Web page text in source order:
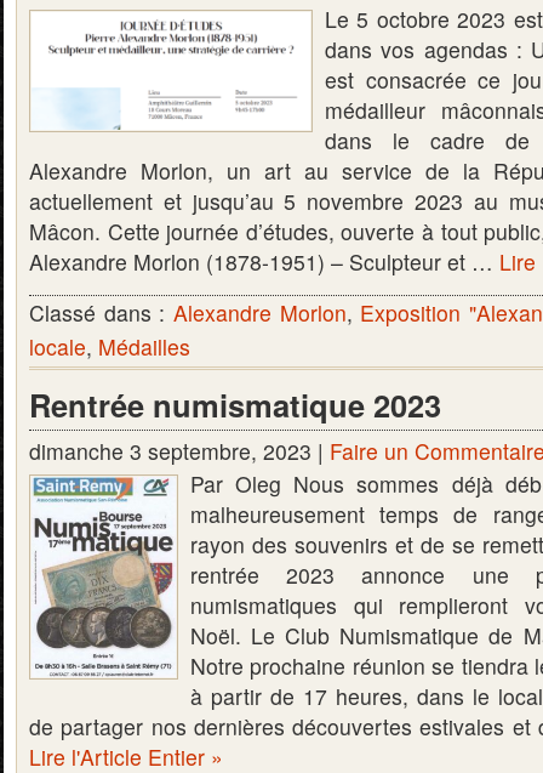
Le 5 octobre 2023
dans vos agendas :
est consacrée ce
médailleur
dans le cadre de
Alexandre Morlon, un art au service de la
actuellement et jusqu’au 5 novembre 2023 au
Mâcon. Cette journée d’études, ouverte à tout
Alexandre Morlon (1878-1951) – Sculpteur et … Lire
Classé dans : Alexandre Morlon, Exposition
locale, Médailles
Rentrée numismatique 2023
dimanche 3 septembre, 2023 | Faire un
Par Oleg Nous sommes déjà
malheureusement temps de
rayon des souvenirs et de se
rentrée 2023 annonce une
numismatiques qui remplieront
Noël. Le Club Numismatique de
Notre prochaine réunion se tiendra
à partir de 17 heures, dans le
de partager nos dernières découvertes estivales
Lire l'Article Entier »